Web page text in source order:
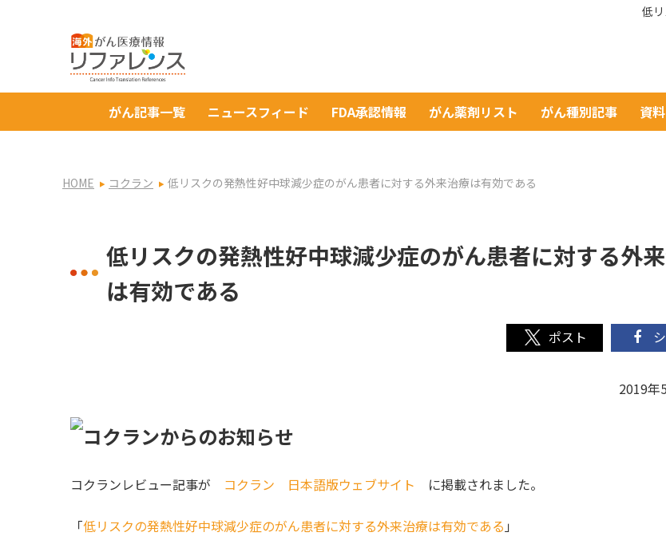
低
がん記事一覧 ニュースフィード FDA承認情報 がん薬剤リスト がん種別記事 資
HOME コクラン 低リスクの発熱性好中球減少症のがん患者に対する外来治療は有効である
低リスクの発熱性好中球減少症のがん患者に対する外
は有効である
2019年
コクランレビュー記事が コクラン 日本語版ウェブサイト に掲載されました。
「低リスクの発熱性好中球減少症のがん患者に対する外来治療は有効である 」